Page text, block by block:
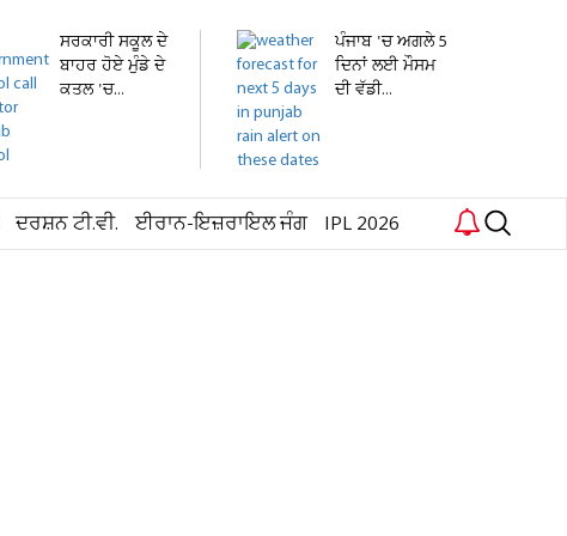
ਸਰਕਾਰੀ ਸਕੂਲ ਦੇ
ਬਾਹਰ ਹੋਏ ਮੁੰਡੇ ਦੇ
ਕਤਲ 'ਚ...
ਪੰਜਾਬ 'ਚ ਅਗਲੇ 5
ਦਿਨਾਂ ਲਈ ਮੌਸਮ
ਦੀ ਵੱਡੀ...
ਦਰਸ਼ਨ ਟੀ.ਵੀ. ਈਰਾਨ-ਇਜ਼ਰਾਇਲ ਜੰਗ IPL 2026